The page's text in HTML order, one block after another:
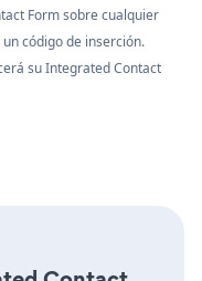
Form sobre cualquier
código de inserción.
su Integrated Contact